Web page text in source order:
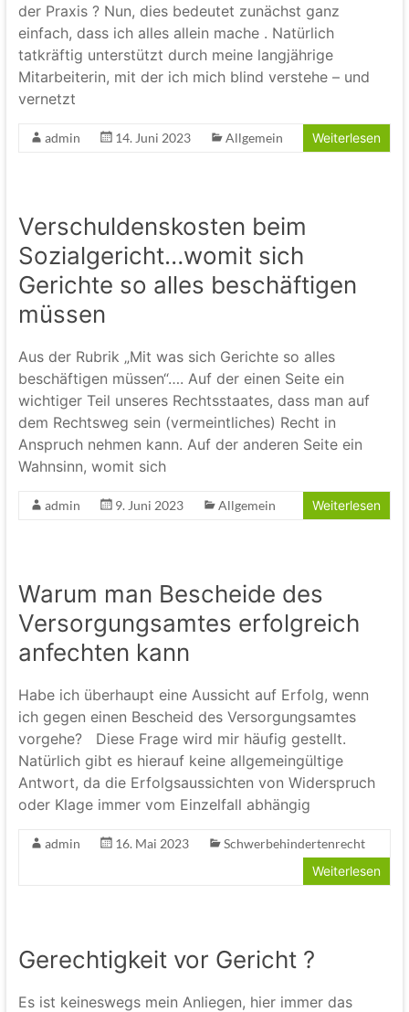
der Praxis ? Nun, dies bedeutet zunächst ganz
einfach, dass ich alles allein mache . Natürlich
tatkräftig unterstützt durch meine langjährige
Mitarbeiterin, mit der ich mich blind verstehe – und
vernetzt
admin 14. Juni 2023 Allgemein Weiterlesen
Verschuldenskosten beim
Sozialgericht…womit sich
Gerichte so alles beschäftigen
müssen
Aus der Rubrik „Mit was sich Gerichte so alles
beschäftigen müssen“…. Auf der einen Seite ein
wichtiger Teil unseres Rechtsstaates, dass man auf
dem Rechtsweg sein (vermeintliches) Recht in
Anspruch nehmen kann. Auf der anderen Seite ein
Wahnsinn, womit sich
admin 9. Juni 2023 Allgemein Weiterlesen
Warum man Bescheide des
Versorgungsamtes erfolgreich
anfechten kann
Habe ich überhaupt eine Aussicht auf Erfolg, wenn
ich gegen einen Bescheid des Versorgungsamtes
vorgehe? Diese Frage wird mir häufig gestellt.
Natürlich gibt es hierauf keine allgemeingültige
Antwort, da die Erfolgsaussichten von Widerspruch
oder Klage immer vom Einzelfall abhängig
admin 16. Mai 2023
Schwerbehindertenrecht
Weiterlesen
Gerechtigkeit vor Gericht ?
Es ist keineswegs mein Anliegen, hier immer das